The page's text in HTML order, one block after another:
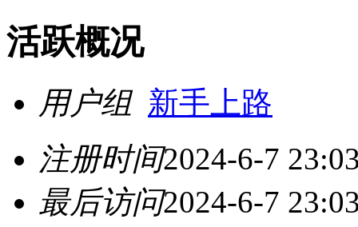
活跃概况
用户组 新手上路
注册时间2024-6-7
最后访问2024-6-7